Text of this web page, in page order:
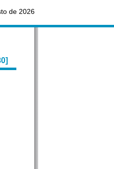
de 2026